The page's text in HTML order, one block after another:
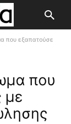
που εξαπατούσε
που
με